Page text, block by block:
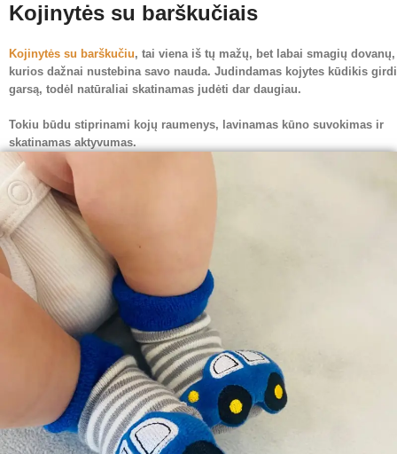
Kojinytės su barškučiais
Kojinytės su barškučiu, tai viena iš tų mažų, bet labai smagių dovanų,
kurios dažnai nustebina savo nauda. Judindamas kojytes kūdikis girdi
garsą, todėl natūraliai skatinamas judėti dar daugiau.
Tokiu būdu stiprinami kojų raumenys, lavinamas kūno suvokimas ir
skatinamas aktyvumas.